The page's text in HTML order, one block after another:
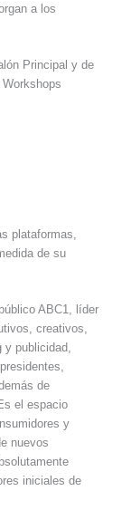
a los
Principal y de
plataformas,
de su
ABC1, líder
creativos,
y publicidad,
de
el espacio
y
nuevos
iniciales de